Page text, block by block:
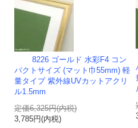
8226 ゴールド 水彩F4 コン
パクトサイズ (マット巾55mm) 軽
量タイプ 紫外線UVカットアクリ
ル1.5mm
定価6,325円(内税)
3,785円(内税)